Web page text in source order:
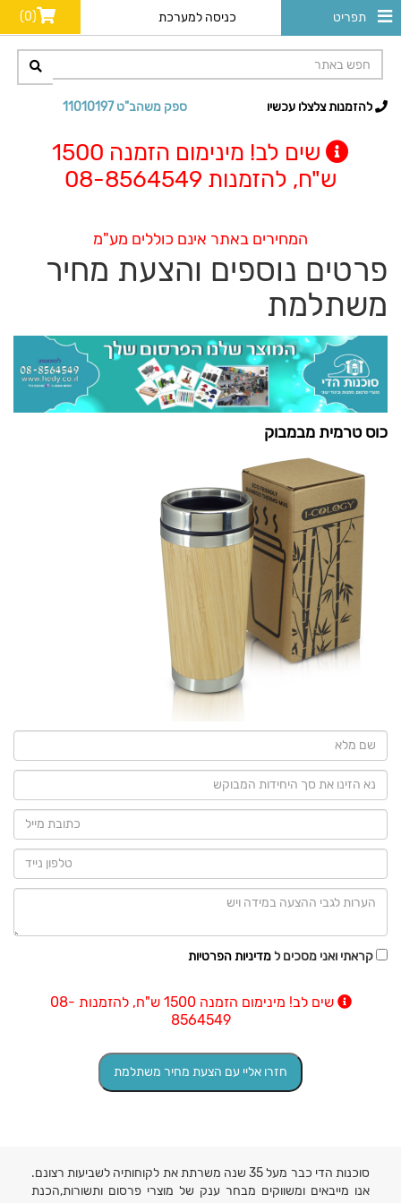
תפריט כניסה למערכת (0)
ספק משהב"ט 11010197 להזמנות צלצלו עכשיו
שים לב! מינימום הזמנה 1500
ש"ח, להזמנות 08-8564549
המחירים באתר אינם כוללים מע"מ
פרטים נוספים והצעת מחיר
משתלמת
כוס טרמית מבמבוק
קראתי ואני מסכים למדיניות הפרטיות
שים לב! מינימום הזמנה 1500 ש"ח, להזמנות 08-
8564549
סוכנות הדי כבר מעל 35 שנה משרתת את לקוחותיה לשביעות רצונם.
אנו מייבאים ומשווקים מבחר ענק של מוצרי פרסום ותשורות,הכנת